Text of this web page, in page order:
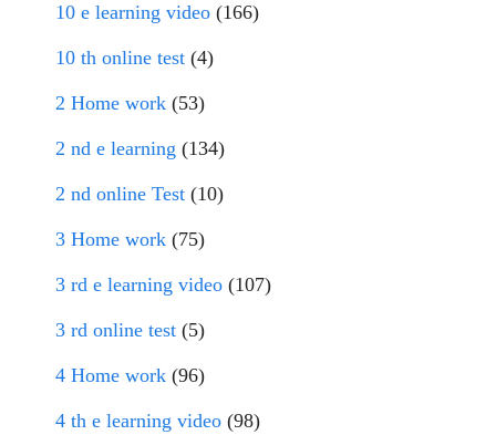
10 e learning video (166)
10 th online test (4)
2 Home work (53)
2 nd e learning (134)
2 nd online Test (10)
3 Home work (75)
3 rd e learning video (107)
3 rd online test (5)
4 Home work (96)
4 th e learning video (98)